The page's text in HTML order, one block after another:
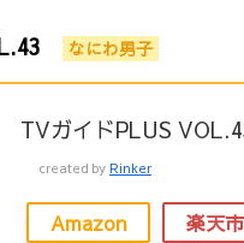
なにわ男子
TVガイドPLUS
created by Rinker
Amazon 楽天